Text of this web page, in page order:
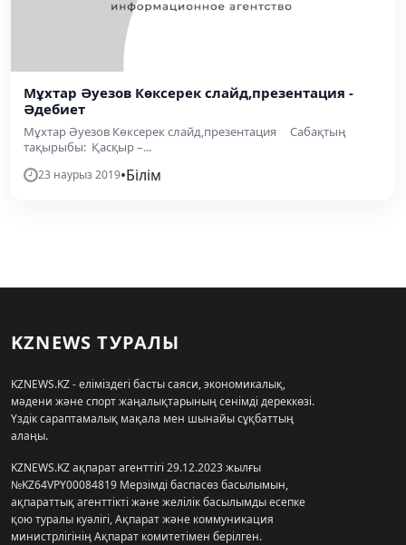
Мұхтар Әуезов Көксерек слайд,презентация -
Әдебиет
Мұхтар Әуезов Көксерек слайд,презентация Сабақтың
тақырыбы: Қасқыр –...
23 наурыз 2019•Білім
KZNEWS ТУРАЛЫ
KZNEWS.KZ - еліміздегі басты саяси, экономикалық,
мәдени және спорт жаңалықтарының сенімді дереккөзі.
Үздік сараптамалық мақала мен шынайы сұқбаттың
алаңы.
KZNEWS.KZ ақпарат агенттігі 29.12.2023 жылғы
№KZ64VPY00084819 Мерзімді баспасөз басылымын,
ақпараттық агенттікті және желілік басылымды есепке
қою туралы куәлігі, Ақпарат және коммуникация
министрлігінің Ақпарат комитетімен берілген.